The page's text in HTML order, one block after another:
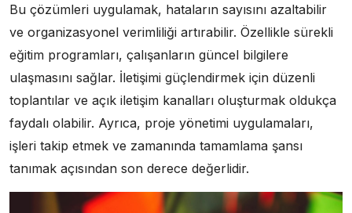
Bu çözümleri uygulamak, hataların sayısını azaltabilir
ve organizasyonel verimliliği artırabilir. Özellikle sürekli
eğitim programları, çalışanların güncel bilgilere
ulaşmasını sağlar. İletişimi güçlendirmek için düzenli
toplantılar ve açık iletişim kanalları oluşturmak oldukça
faydalı olabilir. Ayrıca, proje yönetimi uygulamaları,
işleri takip etmek ve zamanında tamamlama şansı
tanımak açısından son derece değerlidir.